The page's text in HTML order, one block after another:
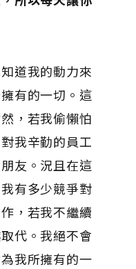
道我的動力來
有的一切。這
，若我偷懶怕
我辛勤的員工
友。況且在這
有多少競爭對
，若我不繼續
代。我絕不會
我所擁有的一